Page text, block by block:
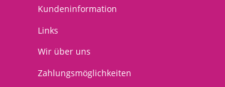
Kundeninformation
Links
Wir über uns
Zahlungsmöglichkeiten